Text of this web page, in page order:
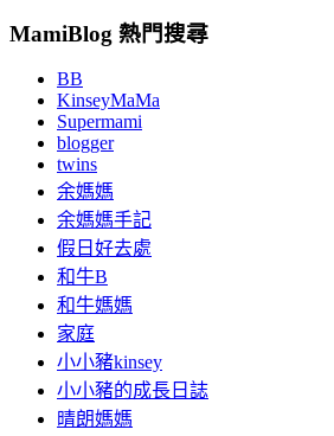
MamiBlog 熱門搜尋
BB
KinseyMaMa
Supermami
blogger
twins
余媽媽
余媽媽手記
假日好去處
和牛B
和牛媽媽
家庭
小小豬kinsey
小小豬的成長日誌
晴朗媽媽